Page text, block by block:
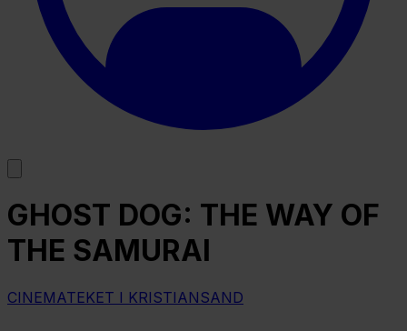
GHOST DOG: THE WAY OF
THE SAMURAI
CINEMATEKET I KRISTIANSAND